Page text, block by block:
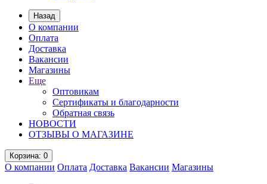
Назад
О компании
Оплата
Доставка
Вакансии
Магазины
Еще
Оптовикам
Сертификаты и благодарности
Обратная связь
НОВОСТИ
ОТЗЫВЫ О МАГАЗИНЕ
Корзина: 0
О компании Оплата Доставка Вакансии Магазины